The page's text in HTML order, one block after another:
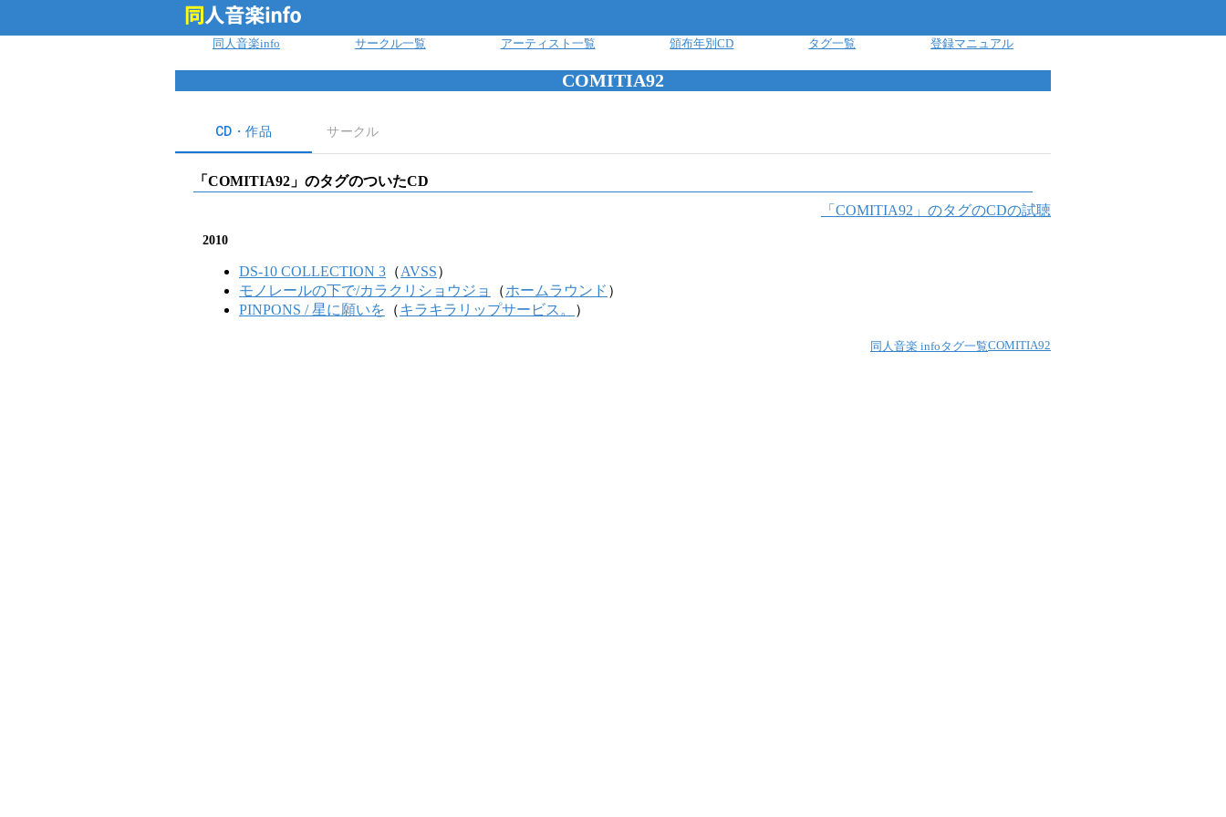
同人音楽info サークル一覧 アーティスト一覧 頒布年別CD タグ一覧 登録マニュアル
COMITIA92
CD・作品 サークル
「 COMITIA92 」のタグのついたCD
「 COMITIA92 」のタグのCDの試聴
2010
DS-10 COLLECTION 3 （AVSS）
モノレールの下で/カラクリショウジョ
（ホームラウンド ）
PINPONS / 星に願いを （キラキラリップサービス。 ）
同人音楽 infoタグ一覧COMITIA92